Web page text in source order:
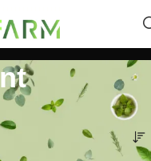
Prikaz svih 8 rezultata